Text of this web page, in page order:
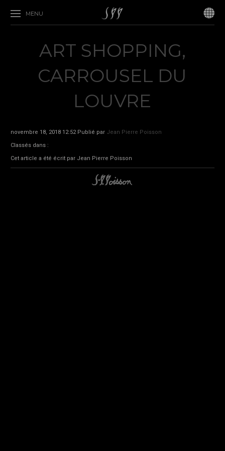
MENU
ART SHOPPING,
CARROUSEL DU
LOUVRE
novembre 18, 2018 12:52 Publié par Jean Pierre Poisson
Classés dans :
Cet article a été écrit par Jean Pierre Poisson